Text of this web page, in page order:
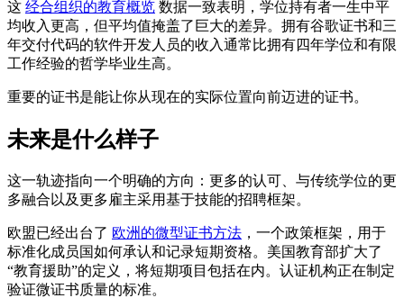
这 经合组织的教育概览 数据一致表明，学位持有者一生中平
均收入更高，但平均值掩盖了巨大的差异。拥有谷歌证书和三
年交付代码的软件开发人员的收入通常比拥有四年学位和有限
工作经验的哲学毕业生高。
重要的证书是能让你从现在的实际位置向前迈进的证书。
未来是什么样子
这一轨迹指向一个明确的方向：更多的认可、与传统学位的更
多融合以及更多雇主采用基于技能的招聘框架。
欧盟已经出台了 欧洲的微型证书方法 ，一个政策框架，用于
标准化成员国如何承认和记录短期资格。美国教育部扩大了
“教育援助”的定义，将短期项目包括在内。认证机构正在制定
验证微证书质量的标准。